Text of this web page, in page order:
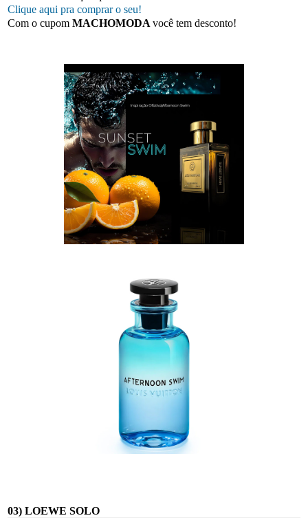
Clique aqui pra comprar o seu!
Com o cupom MACHOMODA você tem desconto!
03) LOEWE SOLO